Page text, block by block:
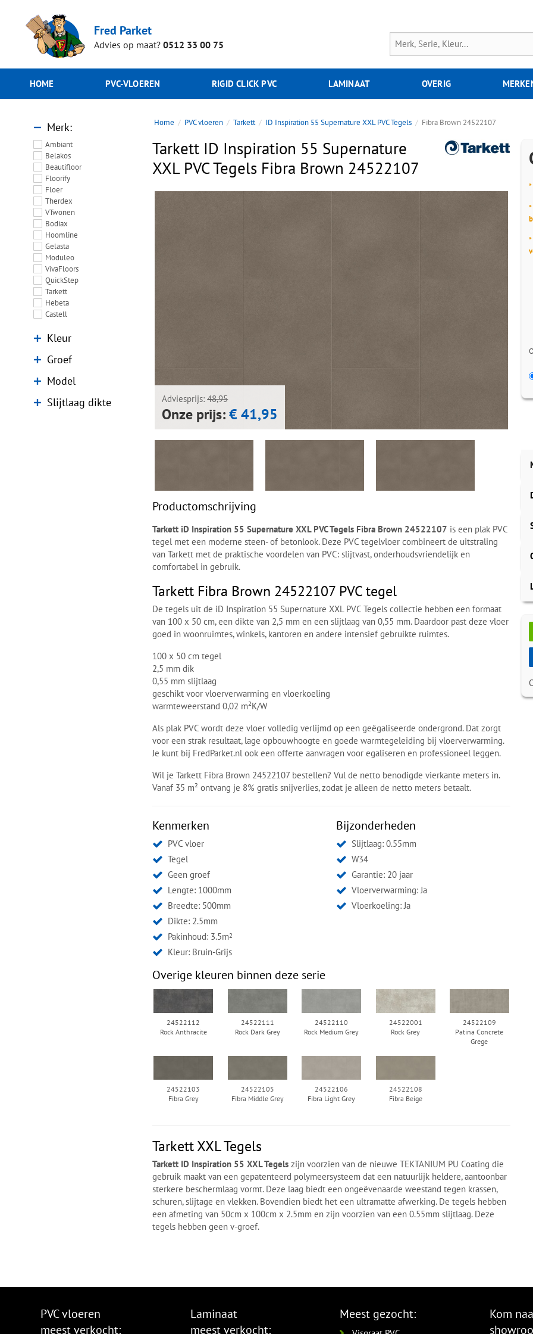
Fred Parket
Advies op maat? 0512 33 00 75
HOME PVC-VLOEREN RIGID CLICK PVC LAMINAAT OVERIG
Merk
Ambiant
Belakos
Beautifloor
Floorify
Floer
Therdex
VTwonen
Bodiax
Hoomline
Gelasta
Moduleo
VivaFloors
QuickStep
Tarkett
Hebeta
Castell
Kleur
Groef
Model
Slijtlaag dikte
Home PVC vloeren Tarkett ID Inspiration 55 Supernature XXL PVC Tegels Fibra Brown 24522107
Tarkett ID Inspiration 55 Supernature
XXL PVC Tegels Fibra Brown 24522107
Adviesprijs:48,95
Onze prijs: € 41,95
Productomschrijving
Tarkett iD Inspiration 55 Supernature XXL PVC Tegels Fibra Brown 24522107 is een plak PVC
tegel met een moderne steen- of betonlook. Deze PVC tegelvloer combineert de uitstraling
van Tarkett met de praktische voordelen van PVC: slijtvast, onderhoudsvriendelijk en
comfortabel in gebruik.
Tarkett Fibra Brown 24522107 PVC tegel
De tegels uit de iD Inspiration 55 Supernature XXL PVC Tegels collectie hebben een formaat
van 100 x 50 cm, een dikte van 2,5 mm en een slijtlaag van 0,55 mm. Daardoor past deze vloer
goed in woonruimtes, winkels, kantoren en andere intensief gebruikte ruimtes.
100 x 50 cm tegel
2,5 mm dik
0,55 mm slijtlaag
geschikt voor vloerverwarming en vloerkoeling
warmteweerstand 0,02 m²K/W
Als plak PVC wordt deze vloer volledig verlijmd op een geëgaliseerde ondergrond. Dat zorgt
voor een strak resultaat, lage opbouwhoogte en goede warmtegeleiding bij vloerverwarming.
Je kunt bij FredParket.nl ook een offerte aanvragen voor egaliseren en professioneel leggen.
Wil je Tarkett Fibra Brown 24522107 bestellen? Vul de netto benodigde vierkante meters in.
Vanaf 35 m² ontvang je 8% gratis snijverlies, zodat je alleen de netto meters betaalt.
Kenmerken
PVC vloer
Tegel
Geen groef
Lengte: 1000mm
Breedte: 500mm
Dikte: 2.5mm
Pakinhoud: 3.5m2
Kleur: Bruin-Grijs
Bijzonderheden
Slijtlaag: 0.55mm
W34
Garantie: 20 jaar
Vloerverwarming: Ja
Vloerkoeling: Ja
Overige kleuren binnen deze serie
24522112
Rock Anthracite
24522111
Rock Dark Grey
24522110
Rock Medium Grey
24522001
Rock Grey
24522109
Patina Concrete
Grege
24522103
Fibra Grey
24522105
Fibra Middle Grey
24522106
Fibra Light Grey
24522108
Fibra Beige
Tarkett XXL Tegels
Tarkett ID Inspiration 55 XXL Tegels zijn voorzien van de nieuwe TEKTANIUM PU Coating die
gebruik maakt van een gepatenteerd polymeersysteem dat een natuurlijk heldere, aantoonbar
sterkere beschermlaag vormt. Deze laag biedt een ongeëvenaarde weestand tegen krassen,
schuren, slijtage en vlekken. Bovendien biedt het een ultramatte afwerking. De tegels hebben
een afmeting van 50cm x 100cm x 2.5mm en zijn voorzien van een 0.55mm slijtlaag. Deze
tegels hebben geen v-groef.
PVC vloeren
meest verkocht:
Laminaat
meest verkocht:
Meest gezocht:
Kom